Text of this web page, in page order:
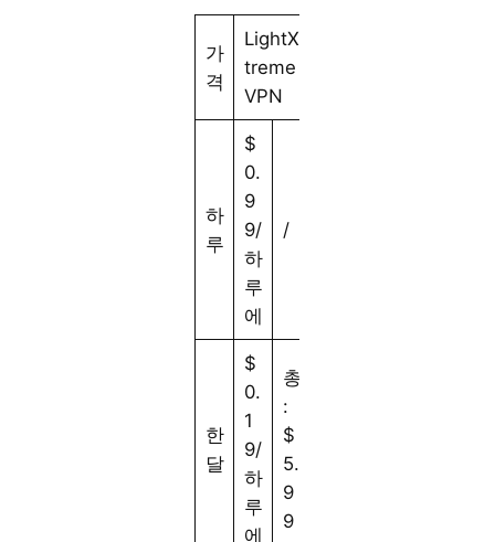
가
격
LightX
treme
VPN
하
루
$
0.
9
9/
하
루
에
/
한
달
$
0.
1
9/
하
루
에
총
:
$
5.
9
9